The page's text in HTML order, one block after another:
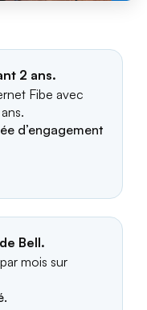
2 ans.
Fibe avec
d’engagement
Bell.
mois sur